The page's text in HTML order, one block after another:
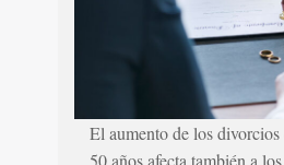
El aumento de los divorcios
50 años afecta también a